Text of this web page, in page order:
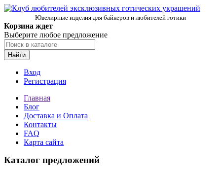
Ювелирные изделия для байкеров и любителей готики
Корзина ждет
Выберите любое предложение
Найти
Вход
Регистрация
Главная
Блог
Доставка и Оплата
Контакты
FAQ
Карта сайта
Каталог предложений